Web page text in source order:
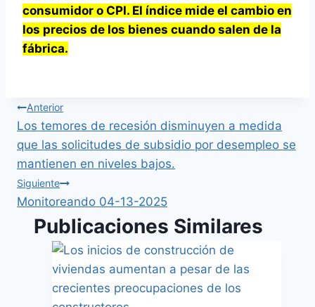
consumidor o CPI. El índice mide el cambio en
los precios de los bienes cuando salen de la
fábrica.
Anterior
Los temores de recesión disminuyen a medida
que las solicitudes de subsidio por desempleo se
mantienen en niveles bajos.
Siguiente
Monitoreando 04-13-2025
Publicaciones Similares